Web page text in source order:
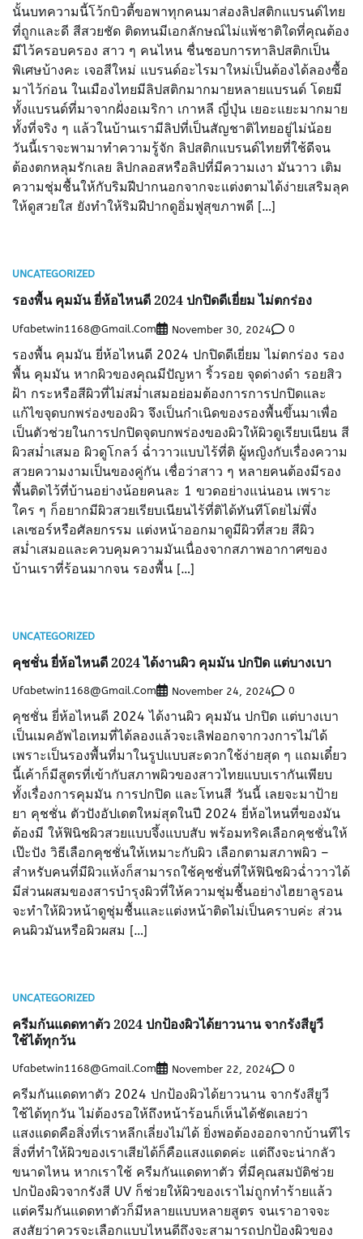
นั้นบทความนี้โว้กบิวตี้ขอพาทุกคนมาส่องลิปสติกแบรนด์ไทย
ที่ถูกและดี สีสวยชัด ติดทนมีเอกลักษณ์ไม่แพ้ชาติใดที่คุณต้อง
มีไว้ครอบครอง สาว ๆ คนไหน ชื่นชอบการทาลิปสติกเป็น
พิเศษบ้างคะ เจอสีใหม่ แบรนด์อะไรมาใหม่เป็นต้องได้ลองซื้อ
มาไว้ก่อน ในเมืองไทยมีลิปสติกมากมายหลายแบรนด์ โดยมี
ทั้งแบรนด์ที่มาจากฝั่งอเมริกา เกาหลี ญี่ปุ่น เยอะแยะมากมาย
ทั้งที่จริง ๆ แล้วในบ้านเรามีลิปที่เป็นสัญชาติไทยอยู่ไม่น้อย
วันนี้เราจะพามาทำความรู้จัก ลิปสติกแบรนด์ไทยที่ใช้ดีจน
ต้องตกหลุมรักเลย ลิปกลอสหรือลิปที่มีความเงา มันวาว เติม
ความชุ่มชื้นให้กับริมฝีปากนอกจากจะแต่งตามได้ง่ายเสริมลุค
ให้ดูสวยใส ยังทำให้ริมฝีปากดูอิ่มฟูสุขภาพดี […]
UNCATEGORIZED
รองพื้น คุมมัน ยี่ห้อไหนดี 2024 ปกปิดดีเยี่ยม ไม่ตกร่อง
Ufabetwin1168@gmail.com November 30, 2024 0
รองพื้น คุมมัน ยี่ห้อไหนดี 2024 ปกปิดดีเยี่ยม ไม่ตกร่อง รอง
พื้น คุมมัน หากผิวของคุณมีปัญหา ริ้วรอย จุดด่างดำ รอยสิว
ฝ้า กระหรือสีผิวที่ไม่สม่ำเสมอย่อมต้องการการปกปิดและ
แก้ไขจุดบกพร่องของผิว จึงเป็นกำเนิดของรองพื้นขึ้นมาเพื่อ
เป็นตัวช่วยในการปกปิดจุดบกพร่องของผิวให้ผิวดูเรียบเนียน สี
ผิวสม่ำเสมอ ผิวดูโกลว์ ฉ่ำวาวแบบไร้ที่ติ ผู้หญิงกับเรื่องความ
สวยความงามเป็นของคู่กัน เชื่อว่าสาว ๆ หลายคนต้องมีรอง
พื้นติดไว้ที่บ้านอย่างน้อยคนละ 1 ขวดอย่างแน่นอน เพราะ
ใคร ๆ ก็อยากมีผิวสวยเรียบเนียนไร้ที่ติได้ทันทีโดยไม่พึ่ง
เลเซอร์หรือศัลยกรรม แต่งหน้าออกมาดูมีผิวที่สวย สีผิว
สม่ำเสมอและควบคุมความมันเนื่องจากสภาพอากาศของ
บ้านเราที่ร้อนมากจน รองพื้น […]
UNCATEGORIZED
คุชชั่น ยี่ห้อไหนดี 2024 ได้งานผิว คุมมัน ปกปิด แต่บางเบา
Ufabetwin1168@gmail.com November 24, 2024 0
คุชชั่น ยี่ห้อไหนดี 2024 ได้งานผิว คุมมัน ปกปิด แต่บางเบา
เป็นเมคอัพไอเทมที่ได้ลองแล้วจะเลิฟออกจากวงการไม่ได้
เพราะเป็นรองพื้นที่มาในรูปแบบสะดวกใช้ง่ายสุด ๆ แถมเดี๋ยว
นี้เค้าก็มีสูตรที่เข้ากับสภาพผิวของสาวไทยแบบเรากันเพียบ
ทั้งเรื่องการคุมมัน การปกปิด และโทนสี วันนี้ เลยจะมาป้าย
ยา คุชชั่น ตัวปังอัปเดตใหม่สุดในปี 2024 ยี่ห้อไหนที่ของมัน
ต้องมี ให้ฟินิชผิวสวยแบบจึ้งแบบสับ พร้อมทริคเลือกคุชชั่นให้
เป๊ะปัง วิธีเลือกคุชชั่นให้เหมาะกับผิว เลือกตามสภาพผิว –
สำหรับคนที่มีผิวแห้งก็สามารถใช้คุชชั่นที่ให้ฟินิชผิวฉ่ำวาวได้
มีส่วนผสมของสารบำรุงผิวที่ให้ความชุ่มชื้นอย่างไฮยาลูรอน
จะทำให้ผิวหน้าดูชุ่มชื้นและแต่งหน้าติดไม่เป็นคราบค่ะ ส่วน
คนผิวมันหรือผิวผสม […]
UNCATEGORIZED
ครีมกันแดดทาตัว 2024 ปกป้องผิวได้ยาวนาน จากรังสียูวี
ใช้ได้ทุกวัน
Ufabetwin1168@gmail.com November 22, 2024 0
ครีมกันแดดทาตัว 2024 ปกป้องผิวได้ยาวนาน จากรังสียูวี
ใช้ได้ทุกวัน ไม่ต้องรอให้ถึงหน้าร้อนก็เห็นได้ชัดเลยว่า
แสงแดดคือสิ่งที่เราหลีกเลี่ยงไม่ได้ ยิ่งพอต้องออกจากบ้านทีไร
สิ่งที่ทำให้ผิวของเราเสียได้ก็คือแสงแดดค่ะ แต่ถึงจะน่ากลัว
ขนาดไหน หากเราใช้ ครีมกันแดดทาตัว ที่มีคุณสมบัติช่วย
ปกป้องผิวจากรังสี UV ก็ช่วยให้ผิวของเราไม่ถูกทำร้ายแล้ว
แต่ครีมกันแดดทาตัวก็มีหลายแบบหลายสูตร จนเราอาจจะ
สงสัยว่าควรจะเลือกแบบไหนดีถึงจะสามารถปกป้องผิวของ